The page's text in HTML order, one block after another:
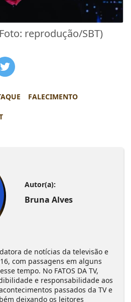
reprodução/SBT)
FALECIMENTO
Autor(a):
Bruna Alves
de notícias da televisão e
com passagens em alguns
tempo. No FATOS DA TV,
e responsabilidade aos
passados da TV e
deixando os leitores